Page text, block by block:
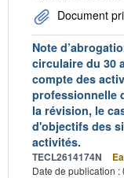
Document
Note
circulaire du 30
compte des
professionnelle
la révision, le
d'objectifs des
activités.
TECL2614174N
Date de publication :